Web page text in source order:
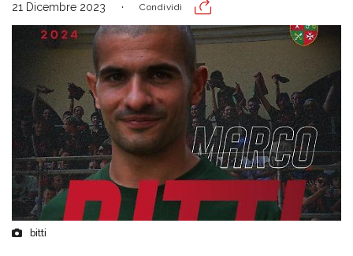
21 Dicembre 2023 Condividi
bitti